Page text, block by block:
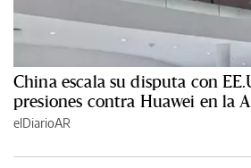
China escala su disputa con
presiones contra Huawei en la
elDiarioAR